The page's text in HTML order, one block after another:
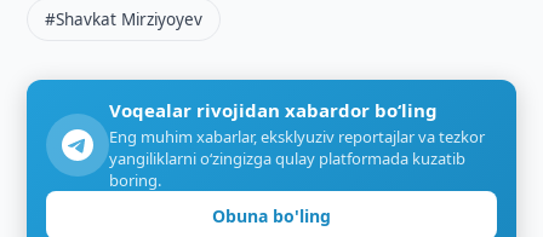
#Shavkat Mirziyoyev
Voqealar rivojidan xabardor bo‘ling
Eng muhim xabarlar, eksklyuziv reportajlar va tezkor
yangiliklarni o‘zingizga qulay platformada kuzatib
boring.
Obuna bo'ling